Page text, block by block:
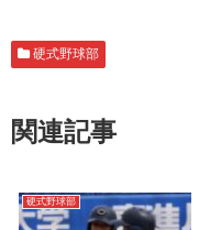
硬式野球部
関連記事
硬式野球部